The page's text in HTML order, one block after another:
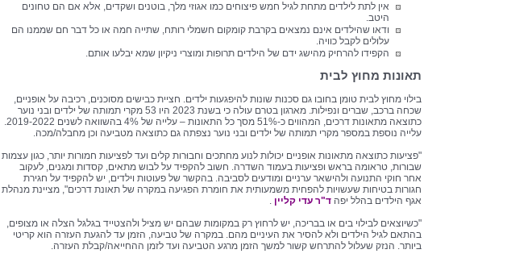
אין לתת לילדים מתחת לגיל חמש פיצוחים כמו אגוזי מלך, בוטנים ושקדים, אלא אם הם טחונים
היטב.
ודאו שהילדים אינם נמצאים בקרבת קומקום חשמלי רותח, שתייה חמה או כל דבר חם שממנו הם
עלולים לקבל כוויה.
הקפידו להרחיק מהישג ידם של הילדים תרופות ומוצרי ניקיון שמא יבלעו אותם.
תאונות מחוץ לבית
בילוי מחוץ לבית טומן בחובו גם סכנות שונות להיפגעות ילדים. חציית כבישים מסוכנים, רכיבה על אופניים,
שכחה ברכב, שברים ונפילות. מארגון בטרם עולה כי בשנת 2023 היו 53 מקרי תמותה של ילדים ובני נוער
כתוצאה מתאונות דרכים, המהווים כ-51% מסך כל התאונות – עלייה של 4% בהשוואה לשנים 2019-2022.
עלייה נוספת במספר מקרי תמותה של ילדים ובני נוער נצפתה גם כתוצאה מטביעה וכן מחבלה/מכה.
"פציעות כתוצאה מתאונות אופניים יכולות לנוע מחתכים וחבוּרות קלים ועד לפציעות חמורות יותר, כגון עצמות
שבורות, טראומה בראש ופציעות בעמוד השדרה. חשוב להקפיד על לבוש מתאים, קסדות ומגנים, לעקוב
אחר חוקי התנועה ולהישאר ערניים ומודעים לסביבה. בהקשר של פעוטות וילדים, יש להקפיד על חגירת
חגורות בטיחות שעשויות להפחית משמעותית את חומרת הפגיעה במקרה של תאונת דרכים", מציינת מנהלת
אגף הילדים בהלל יפה ד"ר עדי קליין .
"כשיוצאים לבילוי בים או בבריכה, יש לרחוץ רק במקומות שבהם יש מציל ולהצטייד בגלגל הצלה או מצופים,
בהתאם לגיל הילדים ולא להסיר את העיניים מהם. במקרה של טביעה, הזמן עד להגעת העזרה הוא קריטי
ביותר. הנזק שעלול להתרחש קשור למשך הזמן מרגע הטביעה ועד לזמן ההחייאה/קבלת העזרה.